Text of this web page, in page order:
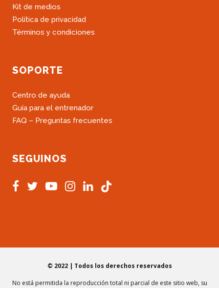
Kit de medios
Política de privacidad
Términos y condiciones
SOPORTE
Centro de ayuda
Guía para el entrenador
FAQ – Preguntas frecuentes
SEGUINOS
© 2022 | Todos los derechos reservados
No está permitida la reproducción total ni parcial de este sitio web, su